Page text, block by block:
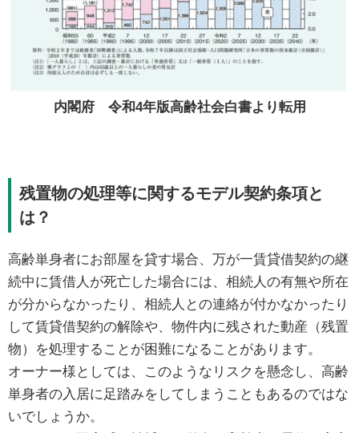
内閣府 令和4年版高齢社会白書より転用
残置物の処理等に関するモデル契約条項と
は？
高齢単身者にお部屋を貸す場合、万が一賃貸借契約の継
続中に賃借人が死亡した場合には、相続人の有無や所在
が分からなかったり、相続人との連絡が付かなかったり
して賃貸借契約の解除や、物件内に残された動産（残置
物）を処理することが困難になることがあります。
オーナー様としては、このようなリスクを懸念し、高齢
単身者の入居に足踏みをしてしまうこともあるのではな
いでしょうか。